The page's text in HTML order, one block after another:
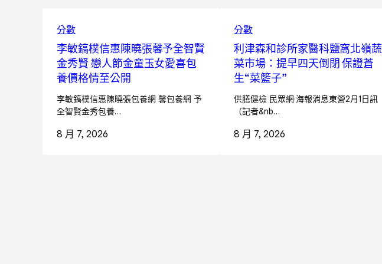
分數
李敏鎬樸信惠陳曉張馨予全智賢
金秀賢 戀人節金童玉女愛喜包
養價格情至公開
李敏鎬樸信惠陳曉張包養網 馨包養網 予
全智賢金秀包養…
8 月 7, 2026
分數
利津森和診所家醫科鹽窩北嶺蔬
菜市場：提早四天倒閉 保證蒼
生“菜籃子”
供膳健檢 民眾網·海報消息東營2月1日訊
（記者&nb…
8 月 7, 2026